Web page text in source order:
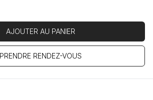
AJOUTER AU PANIER
PRENDRE RENDEZ-VOUS